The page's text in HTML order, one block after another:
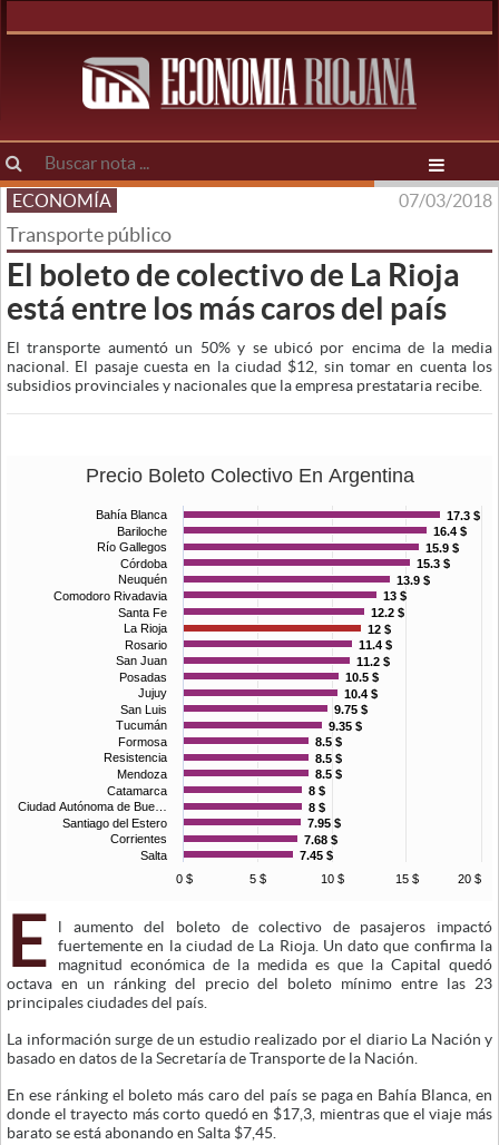
ECONOMÍA 07/03/2018
Transporte público
El boleto de colectivo de La Rioja
está entre los más caros del país
El transporte aumentó un 50% y se ubicó por encima de la media
nacional. El pasaje cuesta en la ciudad $12, sin tomar en cuenta los
subsidios provinciales y nacionales que la empresa prestataria recibe.
Precio Boleto Colectivo En Argentina
17.3 $
17.3 $
16.4 $
16.4 $
15.9 $
15.9 $
15.3 $
15.3 $
13.9 $
13.9 $
13 $
13 $
12.2 $
12.2 $
12 $
12 $
11.4 $
11.4 $
11.2 $
11.2 $
10.5 $
10.5 $
10.4 $
10.4 $
9.75 $
9.75 $
9.35 $
9.35 $
8.5 $
8.5 $
8.5 $
8.5 $
8.5 $
8.5 $
8 $
8 $
8 $
8 $
7.95 $
7.95 $
7.68 $
7.68 $
7.45 $
7.45 $
Bahía Blanca
Bariloche
Río Gallegos
Córdoba
Neuquén
Comodoro Rivadavia
Santa Fe
La Rioja
Rosario
San Juan
Posadas
Jujuy
San Luis
Tucumán
Formosa
Resistencia
Mendoza
Catamarca
Ciudad Autónoma de Bue…
Santiago del Estero
Corrientes
Salta
0 $
10 $ 20 $
5 $ 15 $
E
l aumento del boleto de colectivo de pasajeros impactó
fuertemente en la ciudad de La Rioja. Un dato que confirma la
magnitud económica de la medida es que la Capital quedó
octava en un ránking del precio del boleto mínimo entre las 23
principales ciudades del país.
La información surge de un estudio realizado por el diario La Nación y
basado en datos de la Secretaría de Transporte de la Nación.
En ese ránking el boleto más caro del país se paga en Bahía Blanca, en
donde el trayecto más corto quedó en $17,3, mientras que el viaje más
barato se está abonando en Salta $7,45.